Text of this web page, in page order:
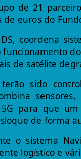
de 21
euros do
coordena
de satélite
sido
5G para que
de forma
o sistema
logístico e